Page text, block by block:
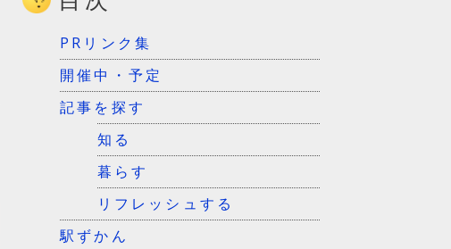
PRリンク集
開催中・予定
記事を探す
知る
暮らす
リフレッシュする
駅ずかん